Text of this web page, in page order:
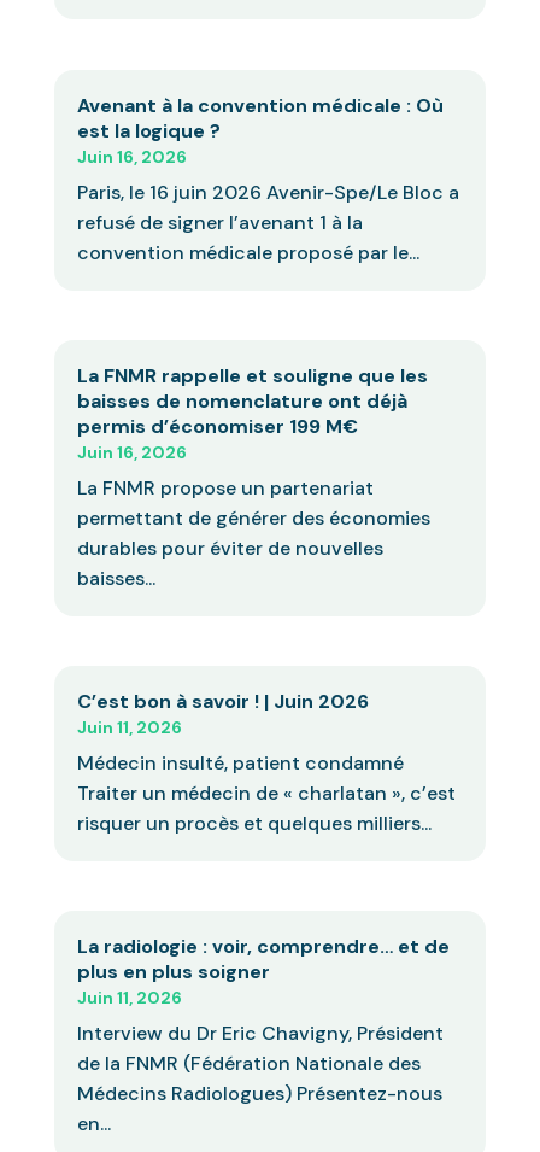
Avenant à la convention médicale : Où
est la logique ?
Juin 16, 2026
Paris, le 16 juin 2026 Avenir-Spe/Le Bloc a
refusé de signer l’avenant 1 à la
convention médicale proposé par le...
La FNMR rappelle et souligne que les
baisses de nomenclature ont déjà
permis d’économiser 199 M€
Juin 16, 2026
La FNMR propose un partenariat
permettant de générer des économies
durables pour éviter de nouvelles
baisses...
C’est bon à savoir ! | Juin 2026
Juin 11, 2026
Médecin insulté, patient condamné
Traiter un médecin de « charlatan », c’est
risquer un procès et quelques milliers...
La radiologie : voir, comprendre… et de
plus en plus soigner
Juin 11, 2026
Interview du Dr Eric Chavigny, Président
de la FNMR (Fédération Nationale des
Médecins Radiologues) Présentez-nous
en...